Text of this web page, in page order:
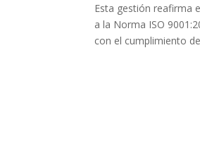
Esta gestión reafirma
a la Norma ISO
con el cumplimiento